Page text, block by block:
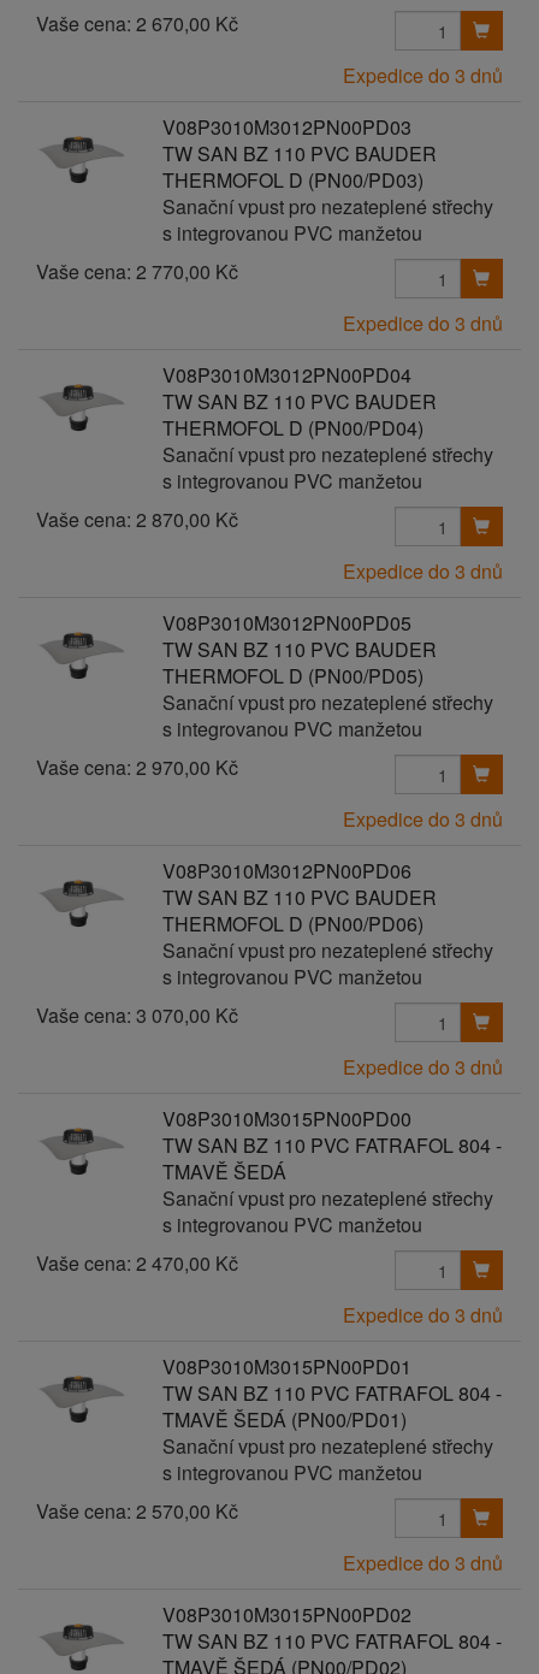
Vaše cena: 2 670,00 Kč
Expedice do 3 dnů
V08P3010M3012PN00PD03
TW SAN BZ 110 PVC BAUDER
THERMOFOL D (PN00/PD03)
Sanační vpust pro nezateplené střechy
s integrovanou PVC manžetou
Vaše cena: 2 770,00 Kč
Expedice do 3 dnů
V08P3010M3012PN00PD04
TW SAN BZ 110 PVC BAUDER
THERMOFOL D (PN00/PD04)
Sanační vpust pro nezateplené střechy
s integrovanou PVC manžetou
Vaše cena: 2 870,00 Kč
Expedice do 3 dnů
V08P3010M3012PN00PD05
TW SAN BZ 110 PVC BAUDER
THERMOFOL D (PN00/PD05)
Sanační vpust pro nezateplené střechy
s integrovanou PVC manžetou
Vaše cena: 2 970,00 Kč
Expedice do 3 dnů
V08P3010M3012PN00PD06
TW SAN BZ 110 PVC BAUDER
THERMOFOL D (PN00/PD06)
Sanační vpust pro nezateplené střechy
s integrovanou PVC manžetou
Vaše cena: 3 070,00 Kč
Expedice do 3 dnů
V08P3010M3015PN00PD00
TW SAN BZ 110 PVC FATRAFOL 804 -
TMAVĚ ŠEDÁ
Sanační vpust pro nezateplené střechy
s integrovanou PVC manžetou
Vaše cena: 2 470,00 Kč
Expedice do 3 dnů
V08P3010M3015PN00PD01
TW SAN BZ 110 PVC FATRAFOL 804 -
TMAVĚ ŠEDÁ (PN00/PD01)
Sanační vpust pro nezateplené střechy
s integrovanou PVC manžetou
Vaše cena: 2 570,00 Kč
Expedice do 3 dnů
V08P3010M3015PN00PD02
TW SAN BZ 110 PVC FATRAFOL 804 -
TMAVĚ ŠEDÁ (PN00/PD02)